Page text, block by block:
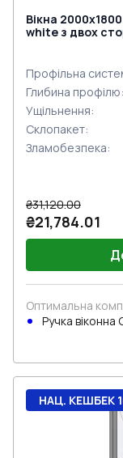
Вікна
white з двох
Профільна
Глибина профілю:
Ущільнення:
Склопакет:
Зламобезпека:
₴31,120.00
₴21,784.01
Оптимальна
Ручка віконна
НАЦ. КЕШБЕК